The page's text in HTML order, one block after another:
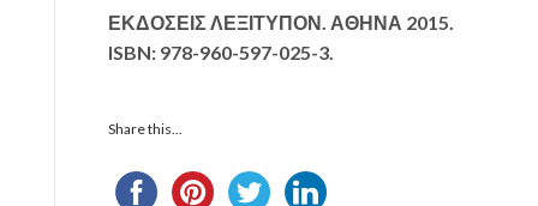
ΕΚΔΟΣΕΙΣ ΛΕΞΙΤΥΠΟΝ. ΑΘΗΝΑ 2015.
ISBN: 978-960-597-025-3.
Share this...